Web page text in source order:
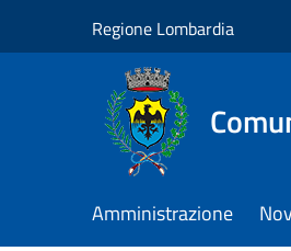
Regione Lombardia
Amministrazione